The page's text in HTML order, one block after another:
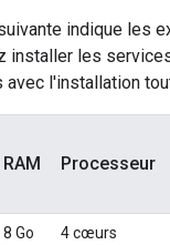
indique les
installer les
avec l'installation
RAM Processeur
8 Go 4 cœurs